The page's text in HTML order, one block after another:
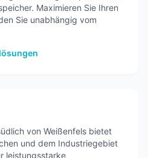
Maximieren Sie Ihren
Sie unabhängig vom
von Weißenfels bietet
und dem Industriegebiet
leistungsstarke